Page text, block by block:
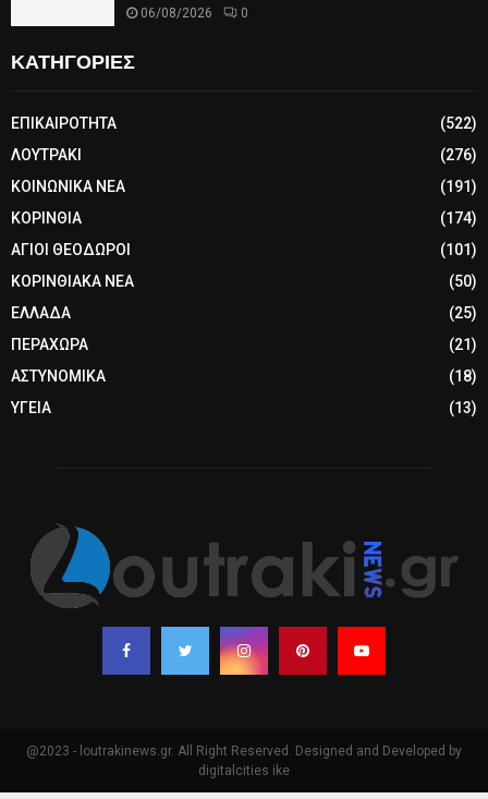
06/08/2026 0
ΚΑΤΗΓΟΡΙΕΣ
ΕΠΙΚΑΙΡΟΤΗΤΑ
(522)
ΛΟΥΤΡΑΚΙ
(276)
ΚΟΙΝΩΝΙΚΑ ΝΕΑ
(191)
ΚΟΡΙΝΘΙΑ
(174)
ΑΓΙΟΙ ΘΕΟΔΩΡΟΙ
(101)
ΚΟΡΙΝΘΙΑΚΑ ΝΕΑ
(50)
ΕΛΛΑΔΑ
(25)
ΠΕΡΑΧΩΡΑ
(21)
ΑΣΤΥΝΟΜΙΚΑ
(18)
ΥΓΕΙΑ
(13)
@2023 - loutrakinews.gr. All Right Reserved. Designed and Developed by
digitalcities ike